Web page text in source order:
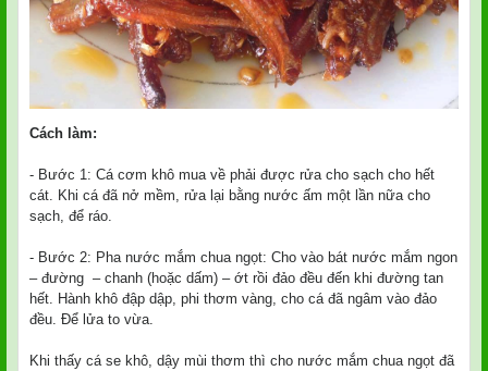
Cách làm:
- Bước 1: Cá cơm khô mua về phải được rửa cho sạch cho hết
cát. Khi cá đã nở mềm, rửa lại bằng nước ấm một lần nữa cho
sạch, để ráo.
- Bước 2: Pha nước mắm chua ngọt: Cho vào bát nước mắm ngon
– đường – chanh (hoặc dấm) – ớt rồi đảo đều đến khi đường tan
hết. Hành khô đập dập, phi thơm vàng, cho cá đã ngâm vào đảo
đều. Để lửa to vừa.
Khi thấy cá se khô, dậy mùi thơm thì cho nước mắm chua ngọt đã